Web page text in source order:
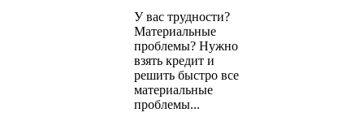
У вас трудности?
Материальные
проблемы? Нужно
взять кредит и
решить быстро все
материальные
проблемы...